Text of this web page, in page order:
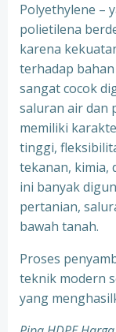
Polyethylene –
polietilena
karena
terhadap
sangat cocok
saluran air dan
memiliki
tinggi,
tekanan, kimia,
ini banyak
pertanian,
bawah tanah.
Proses
teknik modern
yang